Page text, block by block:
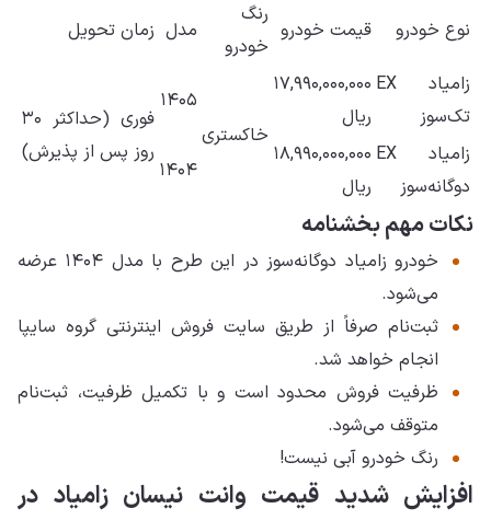
نوع خودرو قیمت خودرو
رنگ
خودرو
مدل زمان تحویل
زامیاد EX
تک‌سوز
۱۷,۹۹۰,۰۰۰,۰۰۰
ریال
خاکستری
۱۴۰۵
فوری (حداکثر ۳۰
روز پس از پذیرش)
زامیاد EX
دوگانه‌سوز
۱۸,۹۹۰,۰۰۰,۰۰۰
ریال
۱۴۰۴
نکات مهم بخشنامه
خودرو زامیاد دوگانه‌سوز در این طرح با مدل ۱۴۰۴ عرضه
می‌شود.
ثبت‌نام صرفاً از طریق سایت فروش اینترنتی گروه سایپا
انجام خواهد شد.
ظرفیت فروش محدود است و با تکمیل ظرفیت، ثبت‌نام
متوقف می‌شود.
رنگ خودرو آبی نیست!
افزایش شدید قیمت وانت نیسان زامیاد در